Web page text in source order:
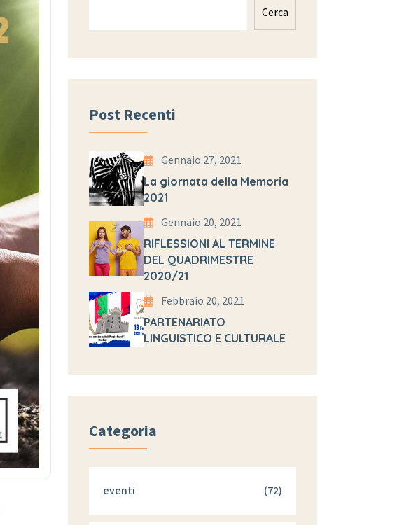
Cerca
Post Recenti
Gennaio 27, 2021
La giornata della Memoria
2021
Gennaio 20, 2021
RIFLESSIONI AL TERMINE
DEL QUADRIMESTRE
2020/21
Febbraio 20, 2021
PARTENARIATO
LINGUISTICO E CULTURALE
Categoria
eventi (72)